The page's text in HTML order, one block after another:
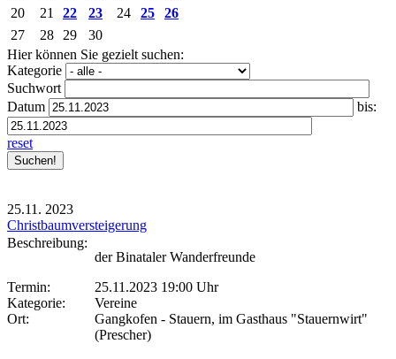
20
21 22 23 24 25
26
27
28 29
30
Hier können Sie gezielt suchen:
Kategorie
Suchwort
Datum
bis:
reset
25.11. 2023
Christbaumversteigerung
Beschreibung:
der Binataler Wanderfreunde
Termin:
25.11.2023 19:00 Uhr
Kategorie:
Vereine
Ort:
Gangkofen - Stauern, im Gasthaus "Stauernwirt"
(Prescher)